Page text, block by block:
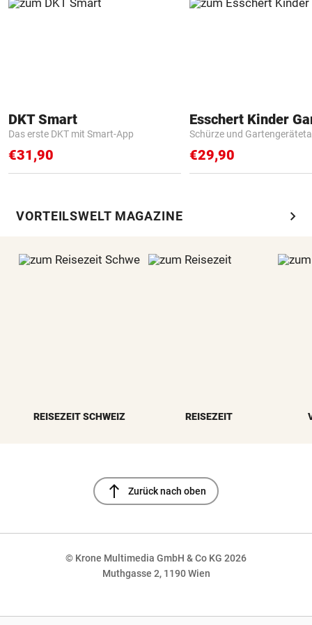
DKT Smart
Das erste DKT mit Smart-App
€31,90
Schürze und
€29,90
VORTEILSWELT MAGAZINE chevron_right
REISEZEIT SCHWEIZ REISEZEIT
north Zurück nach oben
© Krone Multimedia GmbH & Co KG 2026
Muthgasse 2, 1190 Wien
NaN%